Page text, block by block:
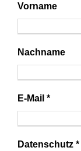
Vorname
Nachname
E-Mail *
Datenschutz *